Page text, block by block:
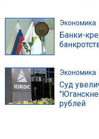
Экономика
Банки-
Экономика
Суд
рублей